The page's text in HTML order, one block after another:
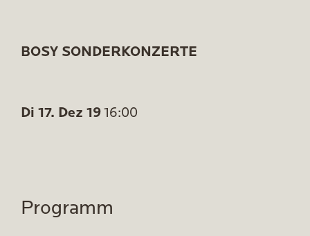
BOSY SONDERKONZERTE
Di 17. Dez 19 16:00
Programm